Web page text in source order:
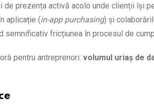
de prezența activă acolo unde clienții își
aplicație (in-app purchasing) și
semnificativ fricțiunea în procesul de
pentru antreprenori: volumul uriaș de